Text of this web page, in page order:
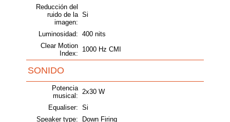
Reducción del
ruido de la
imagen:
Si
Luminosidad: 400 nits
Clear Motion
Index:
1000 Hz CMI
SONIDO
Potencia
musical:
2x30 W
Equaliser: Si
Speaker type:
Down Firing